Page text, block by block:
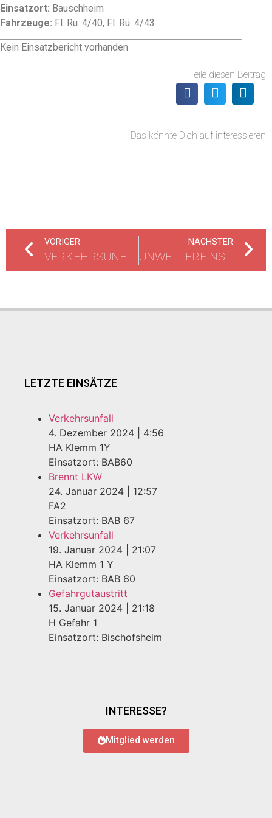
Einsatzort: Bauschheim
Fahrzeuge: Fl. Rü. 4/40, Fl. Rü. 4/43
Kein Einsatzbericht vorhanden
Teile diesen Beitrag
Das könnte Dich auf interessieren
VORIGER
VERKEHRSUNFALL UNKLARE LAGE
NÄCHSTER
UNWETTEREINSÄTZE
LETZTE EINSÄTZE
Verkehrsunfall
4. Dezember 2024
4:56
HA Klemm 1Y
Einsatzort: BAB60
Brennt LKW
24. Januar 2024
12:57
FA2
Einsatzort: BAB 67
Verkehrsunfall
19. Januar 2024
21:07
HA Klemm 1 Y
Einsatzort: BAB 60
Gefahrgutaustritt
15. Januar 2024
21:18
H Gefahr 1
Einsatzort: Bischofsheim
INTERESSE?
Mitglied werden